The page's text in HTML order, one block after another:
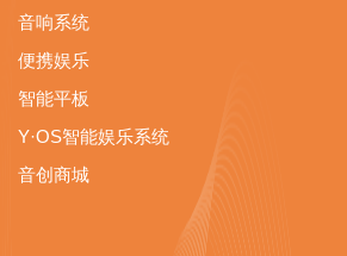
音响系统
便携娱乐
智能平板
Y·OS智能娱乐系统
音创商城